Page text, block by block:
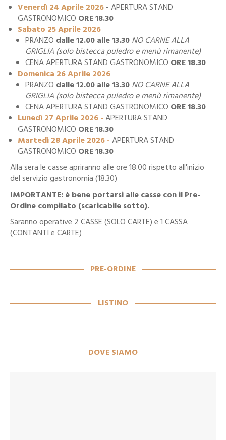
Venerdì 24 Aprile 2026- APERTURA STAND
GASTRONOMICO ORE 18.30
Sabato 25 Aprile 2026
PRANZO dalle 12.00 alle 13.30NO CARNE ALLA
GRIGLIA (solo bistecca puledro e menù rimanente)
CENA APERTURA STAND GASTRONOMICO ORE 18.30
Domenica 26 Aprile 2026
PRANZO dalle 12.00 alle 13.30NO CARNE ALLA
GRIGLIA (solo bistecca puledro e menù rimanente)
CENA APERTURA STAND GASTRONOMICO ORE 18.30
Lunedì 27 Aprile 2026 -APERTURA STAND
GASTRONOMICO ORE 18.30
Martedì 28 Aprile 2026 -APERTURA STAND
GASTRONOMICO ORE 18.30
Alla sera le casse apriranno alle ore 18.00 rispetto all'inizio
del servizio gastronomia (18.30)
IMPORTANTE: è bene portarsi alle casse con il Pre-
Ordine compilato (scaricabile sotto).
Saranno operative 2 CASSE (SOLO CARTE) e 1 CASSA
(CONTANTI e CARTE)
PRE-ORDINE
LISTINO
DOVE SIAMO